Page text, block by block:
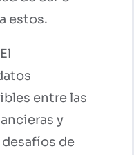
estos.
entre las
y
de